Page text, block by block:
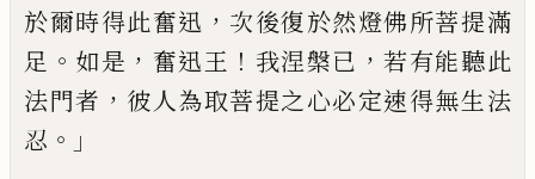
於爾時得此奮迅 ， 次後復於然燈佛所菩提滿
足 。 如是 ， 奮迅王 ！ 我涅槃已 ，若有能聽此
法門者 ， 彼人為取菩提之心必定速得無生法
忍 。」